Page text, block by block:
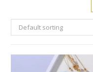
Default sorting